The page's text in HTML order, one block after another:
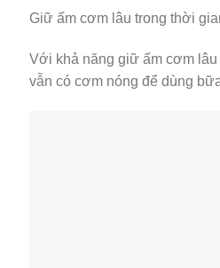
Giữ ấm cơm lâu trong thời
Với khả năng giữ ấm cơm lâu
vẫn có cơm nóng để dùng